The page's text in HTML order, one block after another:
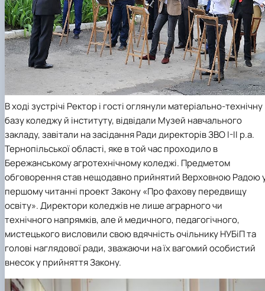
В ході зустрічі Ректор і гості оглянули матеріально-технічну
базу коледжу й інституту, відвідали Музей навчального
закладу, завітали на засідання Ради директорів ЗВО І-ІІ р.а.
Тернопільської області, яке в той час проходило в
Бережанському агротехнічному коледжі. Предметом
обговорення став нещодавно прийнятий Верховною Радою
першому читанні проект Закону «Про фахову передвищу
освіту». Директори коледжів не лише аграрного чи
технічного напрямків, але й медичного, педагогічного,
мистецького висловили свою вдячність очільнику НУБіП та
голові наглядової ради, зважаючи на їх вагомий особистий
внесок у прийняття Закону.